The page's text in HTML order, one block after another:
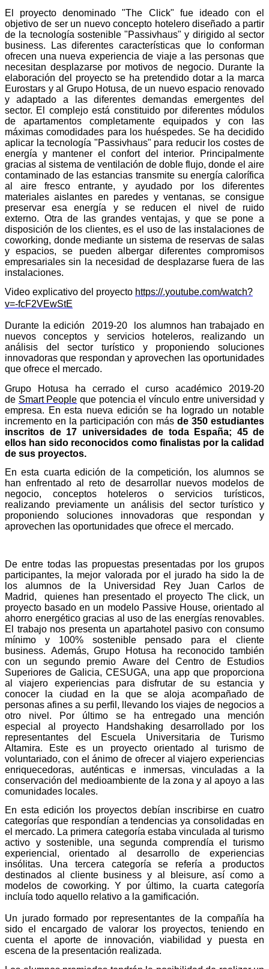
El proyecto denominado "The Click" fue ideado con el
objetivo de ser un nuevo concepto hotelero diseñado a partir
de la tecnología sostenible "Passivhaus" y dirigido al sector
business. Las diferentes características que lo conforman
ofrecen una nueva experiencia de viaje a las personas que
necesitan desplazarse por motivos de negocio. Durante la
elaboración del proyecto se ha pretendido dotar a la marca
Eurostars y al Grupo Hotusa, de un nuevo espacio renovado
y adaptado a las diferentes demandas emergentes del
sector. El complejo está constituido por diferentes módulos
de apartamentos completamente equipados y con las
máximas comodidades para los huéspedes. Se ha decidido
aplicar la tecnología "Passivhaus" para reducir los costes de
energía y mantener el confort del interior. Principalmente
gracias al sistema de ventilación de doble flujo, donde el aire
contaminado de las estancias transmite su energía calorífica
al aire fresco entrante, y ayudado por los diferentes
materiales aislantes en paredes y ventanas, se consigue
preservar esa energía y se reducen el nivel de ruido
externo. Otra de las grandes ventajas, y que se pone a
disposición de los clientes, es el uso de las instalaciones de
coworking, donde mediante un sistema de reservas de salas
y espacios, se pueden albergar diferentes compromisos
empresariales sin la necesidad de desplazarse fuera de las
instalaciones.
Video explicativo del proyecto https://.youtube.com/watch?
v=-fcF2VEwStE
Durante la edición 2019-20 los alumnos han trabajado en
nuevos conceptos y servicios hoteleros, realizando un
análisis del sector turístico y proponiendo soluciones
innovadoras que respondan y aprovechen las oportunidades
que ofrece el mercado.
Grupo Hotusa ha cerrado el curso académico 2019-20
de Smart People que potencia el vínculo entre universidad y
empresa. En esta nueva edición se ha logrado un notable
incremento en la participación con más de 350 estudiantes
inscritos de 17 universidades de toda España; 45 de
ellos han sido reconocidos como finalistas por la calidad
de sus proyectos.
En esta cuarta edición de la competición, los alumnos se
han enfrentado al reto de desarrollar nuevos modelos de
negocio, conceptos hoteleros o servicios turísticos,
realizando previamente un análisis del sector turístico y
proponiendo soluciones innovadoras que respondan y
aprovechen las oportunidades que ofrece el mercado.
De entre todas las propuestas presentadas por los grupos
participantes, la mejor valorada por el jurado ha sido la de
los alumnos de la Universidad Rey Juan Carlos de
Madrid, quienes han presentado el proyecto The click, un
proyecto basado en un modelo Passive House, orientado al
ahorro energético gracias al uso de las energías renovables.
El trabajo nos presenta un apartahotel pasivo con consumo
mínimo y 100% sostenible pensado para el cliente
business. Además, Grupo Hotusa ha reconocido también
con un segundo premio Aware del Centro de Estudios
Superiores de Galicia, CESUGA, una app que proporciona
al viajero experiencias para disfrutar de su estancia y
conocer la ciudad en la que se aloja acompañado de
personas afines a su perfil, llevando los viajes de negocios a
otro nivel. Por último se ha entregado una mención
especial al proyecto Handshaking desarrollado por los
representantes del Escuela Universitaria de Turismo
Altamira. Este es un proyecto orientado al turismo de
voluntariado, con el ánimo de ofrecer al viajero experiencias
enriquecedoras, auténticas e inmersas, vinculadas a la
conservación del medioambiente de la zona y al apoyo a las
comunidades locales.
En esta edición los proyectos debían inscribirse en cuatro
categorías que respondían a tendencias ya consolidadas en
el mercado. La primera categoría estaba vinculada al turismo
activo y sostenible, una segunda comprendía el turismo
experiencial, orientado al desarrollo de experiencias
insólitas. Una tercera categoría se refería a productos
destinados al cliente business y al bleisure, así como a
modelos de coworking. Y por último, la cuarta categoría
incluía todo aquello relativo a la gamificación.
Un jurado formado por representantes de la compañía ha
sido el encargado de valorar los proyectos, teniendo en
cuenta el aporte de innovación, viabilidad y puesta en
escena de la presentación realizada.